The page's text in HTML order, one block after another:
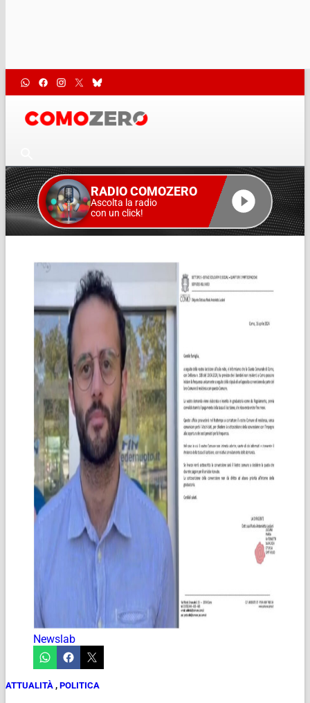
RADIO COMOZERO
Ascolta la radio
con un click!
Newslab
ATTUALITÀ , POLITICA